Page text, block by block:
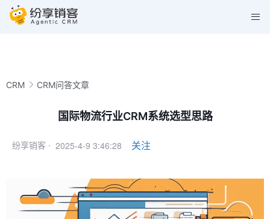
CRM CRM问答文章
国际物流行业CRM系统选型思路
纷享销客 · 2025-4-9 3:46:28 关注